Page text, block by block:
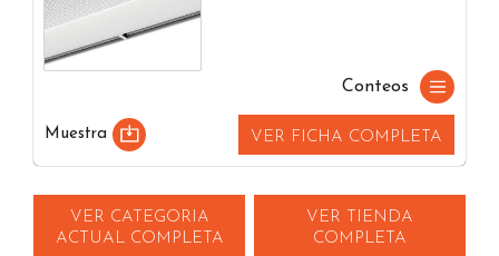
Conteos
Muestra VER FICHA COMPLETA
VER CATEGORIA
ACTUAL COMPLETA
VER TIENDA
COMPLETA